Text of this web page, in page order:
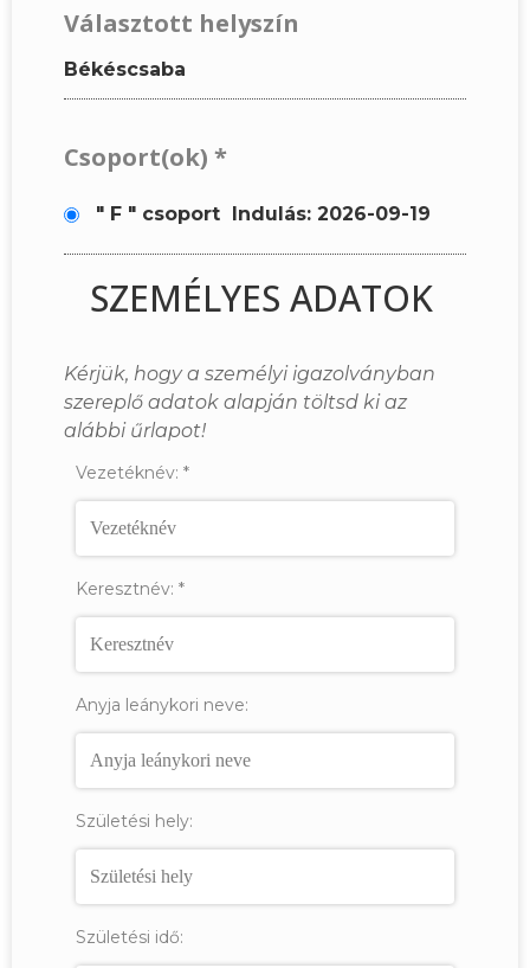
Választott helyszín
Békéscsaba
Csoport(ok) *
" F " csoport Indulás: 2026-09-19
SZEMÉLYES ADATOK
Kérjük, hogy a személyi igazolványban
szereplő adatok alapján töltsd ki az
alábbi űrlapot!
Vezetéknév: *
Keresztnév: *
Anyja leánykori neve:
Születési hely:
Születési idő: